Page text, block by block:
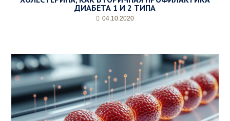
ДИАБЕТА 1 И 2 ТИПА
04.10.2020